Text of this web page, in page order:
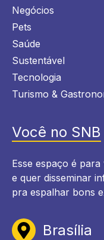
Negócios
Pets
Saúde
Sustentável
Tecnologia
Turismo &
Você no SNB
Esse espaço é
e quer disseminar
pra espalhar bons
Brasília